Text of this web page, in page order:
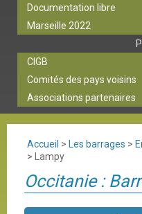
Documentation libre
Marseille 2022
CIGB
Comités des pays voisins
Associations partenaires
Accueil > Les barrages >
> Lampy
Occitanie :